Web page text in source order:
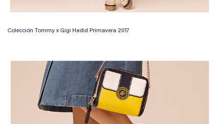
Colección Tommy x Gigi Hadid Primavera 2017